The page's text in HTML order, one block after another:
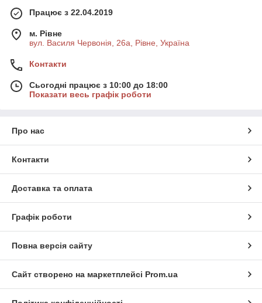
Працює з 22.04.2019
м. Рівне
вул. Василя Червонія, 26а, Рівне, Україна
Контакти
Сьогодні працює з 10:00 до 18:00
Показати весь графік роботи
Про нас
Контакти
Доставка та оплата
Графік роботи
Повна версія сайту
Сайт створено на маркетплейсі Prom.ua